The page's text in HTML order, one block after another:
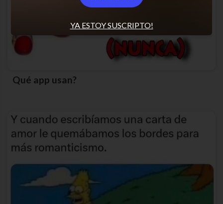
Qué app usan?
YA ESTOY SUSCRIPTO!